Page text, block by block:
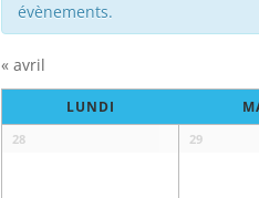
évènements.
« avril
Calendrier
de
Évènements
Calendrier
LUNDI
28 29